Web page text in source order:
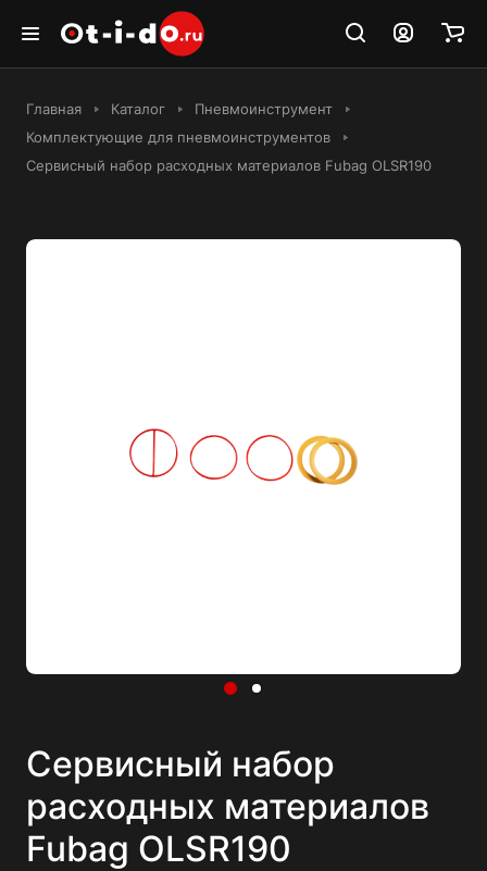
Главная Каталог
Пневмоинструмент
Комплектующие для пневмоинструментов
Сервисный набор расходных материалов Fubag OLSR190
Сервисный набор
расходных материалов
Fubag OLSR190